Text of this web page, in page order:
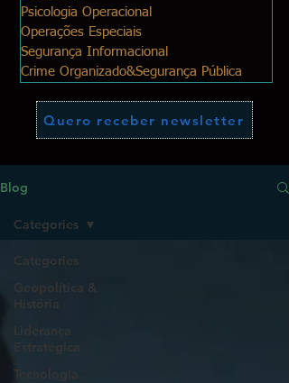
Psicologia Operacional
Operações Especiais
Segurança Informacional
Crime Organizado&Segurança Pública
Quero receber newsletter
Blog
Categories
Geopolítica &
História
Liderança
Estratégica
Tecnologia
Categories